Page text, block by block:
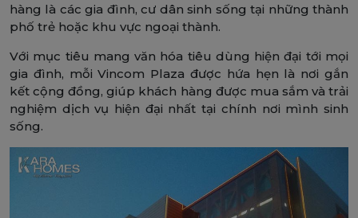
hàng là các gia đình, cư dân sinh sống tại những thành
phố trẻ hoặc khu vực ngoại thành.
Với mục tiêu mang văn hóa tiêu dùng hiện đại tới mọi
gia đình, mỗi Vincom Plaza được hứa hẹn là nơi gắn
kết cộng đồng, giúp khách hàng được mua sắm và trải
nghiệm dịch vụ hiện đại nhất tại chính nơi mình sinh
sống.